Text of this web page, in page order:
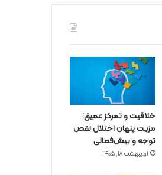
خلاقیت و تمرکز عمیق؛
مزیت پنهان اختلال نقص
توجه و بیش‌فعالی
اردیبهشت ۱۸, ۱۴۰۵